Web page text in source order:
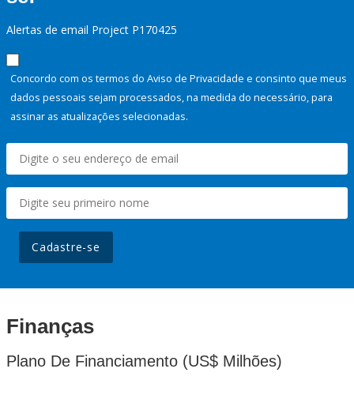
Alertas de email Project P170425
Concordo com os termos do Aviso de Privacidade e consinto que meus
dados pessoais sejam processados, na medida do necessário, para
assinar as atualizações selecionadas.
Cadastre-se
Finanças
Plano De Financiamento (US$ Milhões)